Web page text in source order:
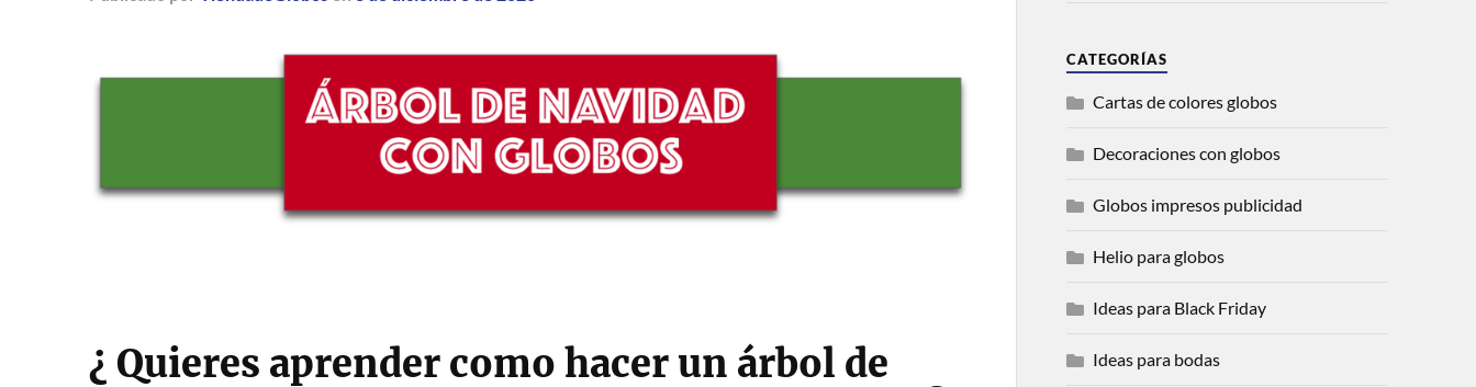
¿ Quieres aprender como hacer un árbol de
CATEGORÍAS
Cartas de colores globos
Decoraciones con globos
Globos impresos publicidad
Helio para globos
Ideas para Black Friday
Ideas para bodas